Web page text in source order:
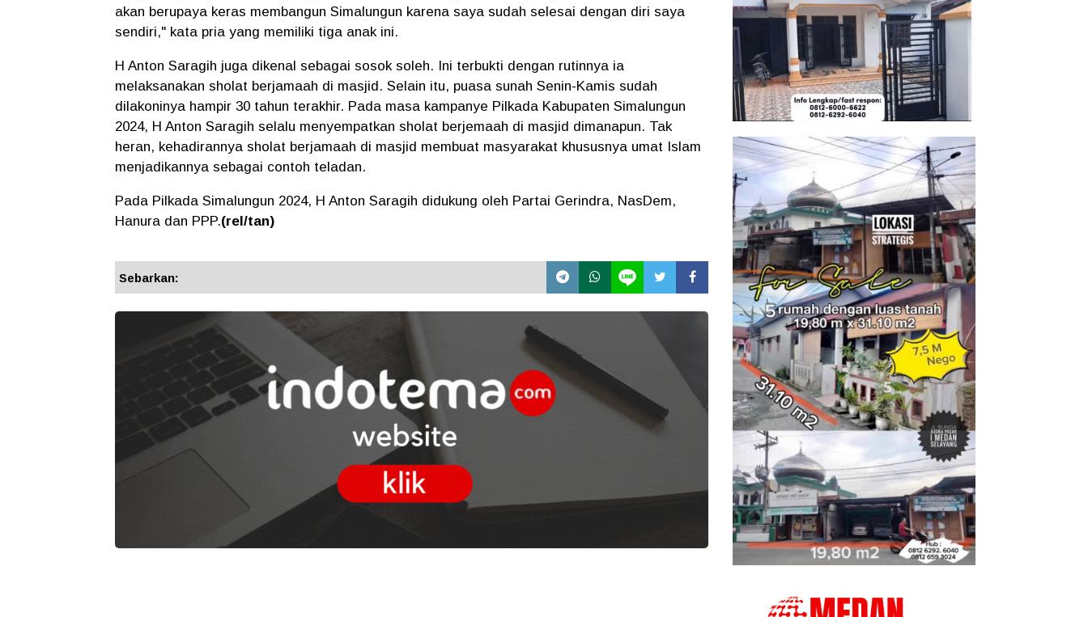
akan berupaya keras membangun Simalungun karena saya sudah selesai dengan diri saya
sendiri," kata pria yang memiliki tiga anak ini.
H Anton Saragih juga dikenal sebagai sosok soleh. Ini terbukti dengan rutinnya ia
melaksanakan sholat berjamaah di masjid. Selain itu, puasa sunah Senin-Kamis sudah
dilakoninya hampir 30 tahun terakhir. Pada masa kampanye Pilkada Kabupaten Simalungun
2024, H Anton Saragih selalu menyempatkan sholat berjemaah di masjid dimanapun. Tak
heran, kehadirannya sholat berjamaah di masjid membuat masyarakat khususnya umat Islam
menjadikannya sebagai contoh teladan.
Pada Pilkada Simalungun 2024, H Anton Saragih didukung oleh Partai Gerindra, NasDem,
Hanura dan PPP.(rel/tan)
Sebarkan: